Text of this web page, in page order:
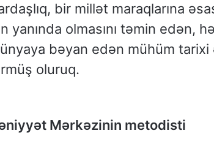
bir millət maraqlarına
yanında olmasını təmin edən,
bəyan edən mühüm
oluruq.
Mərkəzinin metodisti